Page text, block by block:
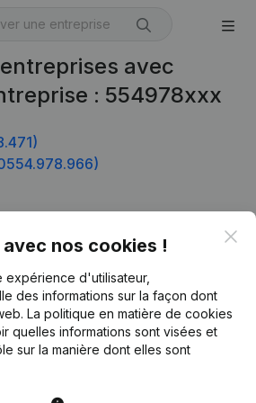
avec
: 554978xxx
nos cookies !
d'utilisateur,
des informations sur la façon dont
La politique en matière de cookies
quelles informations sont visées et
sur la manière dont elles sont
Monitoring
Recherche internationale